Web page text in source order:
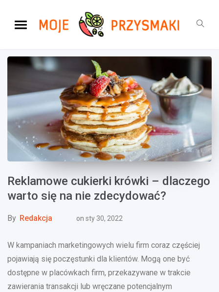
Reklamowe cukierki krówki – dlaczego
warto się na nie zdecydować?
By Redakcja on sty 30, 2022
W kampaniach marketingowych wielu firm coraz częściej
pojawiają się poczęstunki dla klientów. Mogą one być
dostępne w placówkach firm, przekazywane w trakcie
zawierania transakcji lub wręczane potencjalnym